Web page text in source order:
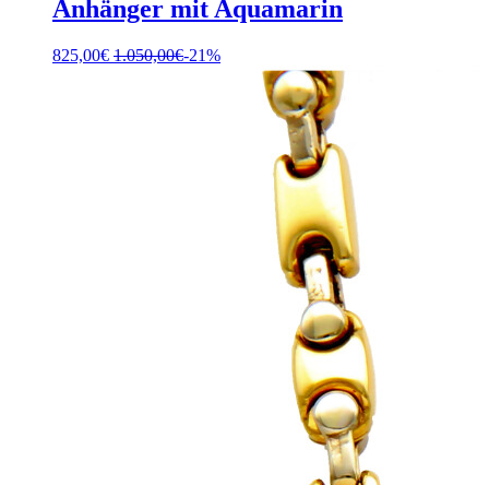
Anhänger mit Aquamarin
825,00€ 1.050,00€-21%